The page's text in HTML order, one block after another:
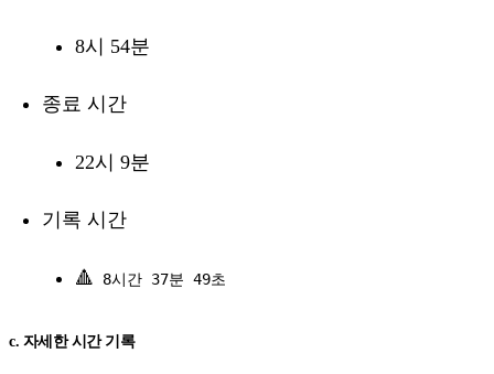
8시 54분
종료 시간
22시 9분
기록 시간
🔺 8시간 37분 49초
c. 자세한 시간 기록